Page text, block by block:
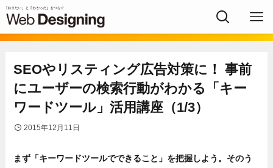
SEOやリスティング広告対策に！ 事前
にユーザーの検索行動がわかる「キー
ワードツール」活用講座（1/3）
2015年12月11日
まず「キーワードツールでできること」を把握しよう。そのう